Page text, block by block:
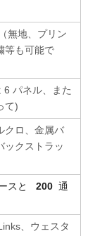
（無地、プリン
等も可能で
6 パネル、また
て)
クロ、金属バ
ックストラッ
スと 200 通
、ウェスタ